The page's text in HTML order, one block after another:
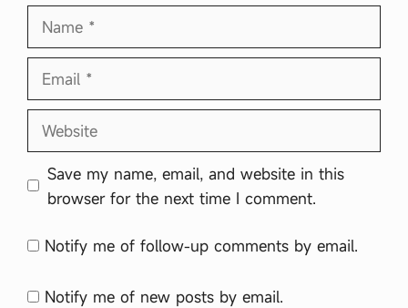
Name
Email
Website
Save my name, email, and website in this
browser for the next time I comment.
Notify me of follow-up comments by email.
Notify me of new posts by email.